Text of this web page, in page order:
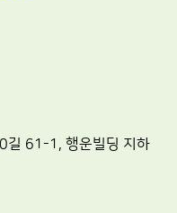
길 61-1, 행운빌딩 지하